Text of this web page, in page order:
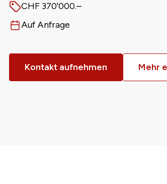
PreisCHF 370'000.–
Verfügbar ab
Auf Anfrage
Kontakt aufnehmen Mehr